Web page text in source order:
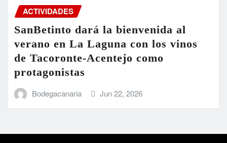
ACTIVIDADES
SanBetinto dará la bienvenida al
verano en La Laguna con los vinos
de Tacoronte-Acentejo como
protagonistas
Bodegacanaria Jun 22, 2026